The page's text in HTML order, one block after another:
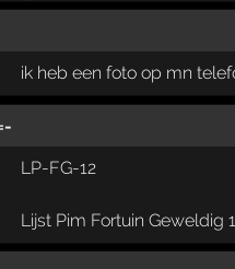
ik heb een foto op mn
LP-FG-12
Lijst Pim Fortuin Geweldig